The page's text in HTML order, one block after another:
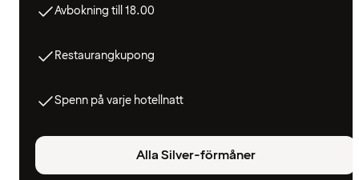
Avbokning till 18.00
Restaurangkupong
Spenn på varje hotellnatt
Alla Silver-förmåner